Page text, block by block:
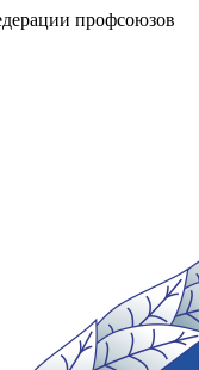
профсоюзов